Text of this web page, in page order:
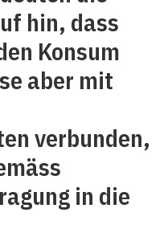
hin, dass
Konsum
aber mit
verbunden,
in die